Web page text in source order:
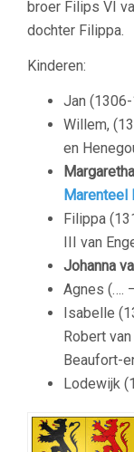
broer Filips VI
dochter Filippa.
Kinderen:
Jan
Willem,
en
Marenteel
Filippa
III van
Johanna
Agnes (….
Isabelle
Robert
Beaufort-
Lodewijk